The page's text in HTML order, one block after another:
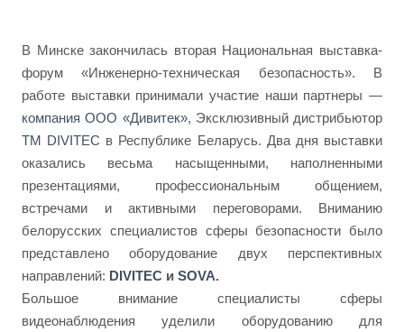
В Минске закончилась вторая Национальная выставка-
форум «Инженерно-техническая безопасность». В
работе выставки принимали участие наши партнеры —
компания ООО «Дивитек», Эксклюзивный дистрибьютор
TM DIVITEC в Республике Беларусь. Два дня выставки
оказались весьма насыщенными, наполненными
презентациями, профессиональным общением,
встречами и активными переговорами. Вниманию
белорусских специалистов сферы безопасности было
представлено оборудование двух перспективных
направлений: DIVITEC и SOVA.
Большое внимание специалисты сферы
видеонаблюдения уделили оборудованию для